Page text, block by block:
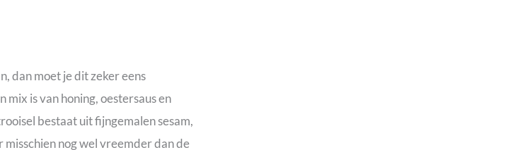
dan moet je dit zeker eens
is van honing, oestersaus en
bestaat uit fijngemalen sesam,
nog wel vreemder dan de